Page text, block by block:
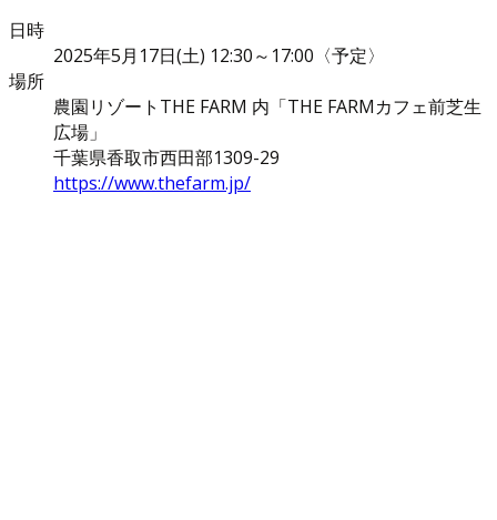
日時
2025年5月17日(土) 12:30～17:00〈予定〉
場所
農園リゾートTHE FARM 内「THE FARMカフェ前芝生
広場」
千葉県香取市西田部1309-29
https://www.thefarm.jp/